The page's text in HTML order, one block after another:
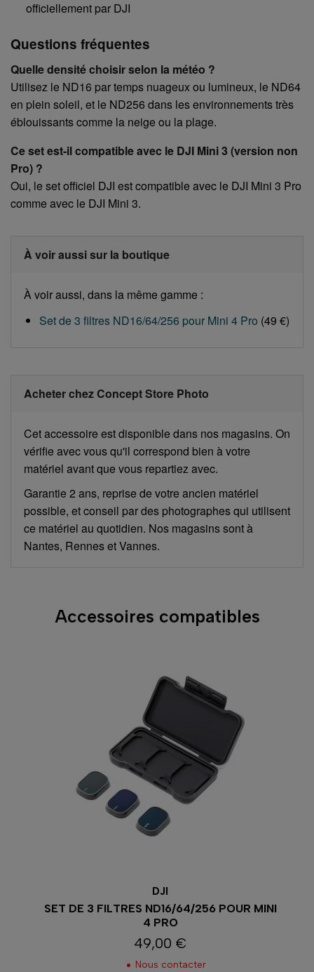
officiellement par DJI
Questions fréquentes
Quelle densité choisir selon la météo ?
Utilisez le ND16 par temps nuageux ou lumineux, le ND64
en plein soleil, et le ND256 dans les environnements très
éblouissants comme la neige ou la plage.
Ce set est-il compatible avec le DJI Mini 3 (version non
Pro) ?
Oui, le set officiel DJI est compatible avec le DJI Mini 3 Pro
comme avec le DJI Mini 3.
À voir aussi sur la boutique
À voir aussi, dans la même gamme :
Set de 3 filtres ND16/64/256 pour Mini 4 Pro (49 €)
Acheter chez Concept Store Photo
Cet accessoire est disponible dans nos magasins. On
vérifie avec vous qu'il correspond bien à votre
matériel avant que vous repartiez avec.
Garantie 2 ans, reprise de votre ancien matériel
possible, et conseil par des photographes qui utilisent
ce matériel au quotidien. Nos magasins sont à
Nantes, Rennes et Vannes.
Accessoires compatibles
DJI
SET DE 3 FILTRES ND16/64/256 POUR MINI
4 PRO
Prix
49,00 €
Nous contacter